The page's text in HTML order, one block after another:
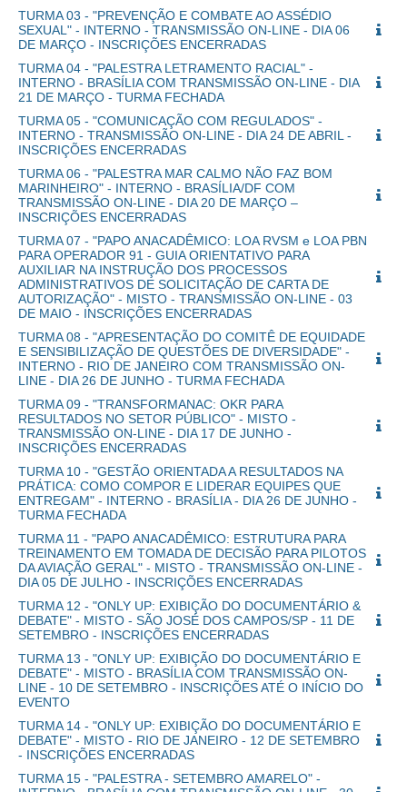
TURMA 03 - "PREVENÇÃO E COMBATE AO ASSÉDIO
SEXUAL" - INTERNO - TRANSMISSÃO ON-LINE - DIA 06
DE MARÇO - INSCRIÇÕES ENCERRADAS
TURMA 04 - "PALESTRA LETRAMENTO RACIAL" -
INTERNO - BRASÍLIA COM TRANSMISSÃO ON-LINE - DIA
21 DE MARÇO - TURMA FECHADA
TURMA 05 - "COMUNICAÇÃO COM REGULADOS" -
INTERNO - TRANSMISSÃO ON-LINE - DIA 24 DE ABRIL -
INSCRIÇÕES ENCERRADAS
TURMA 06 - "PALESTRA MAR CALMO NÃO FAZ BOM
MARINHEIRO" - INTERNO - BRASÍLIA/DF COM
TRANSMISSÃO ON-LINE - DIA 20 DE MARÇO –
INSCRIÇÕES ENCERRADAS
TURMA 07 - "PAPO ANACADÊMICO: LOA RVSM e LOA PBN
PARA OPERADOR 91 - GUIA ORIENTATIVO PARA
AUXILIAR NA INSTRUÇÃO DOS PROCESSOS
ADMINISTRATIVOS DE SOLICITAÇÃO DE CARTA DE
AUTORIZAÇÃO" - MISTO - TRANSMISSÃO ON-LINE - 03
DE MAIO - INSCRIÇÕES ENCERRADAS
TURMA 08 - "APRESENTAÇÃO DO COMITÊ DE EQUIDADE
E SENSIBILIZAÇÃO DE QUESTÕES DE DIVERSIDADE" -
INTERNO - RIO DE JANEIRO COM TRANSMISSÃO ON-
LINE - DIA 26 DE JUNHO - TURMA FECHADA
TURMA 09 - "TRANSFORMANAC: OKR PARA
RESULTADOS NO SETOR PÚBLICO" - MISTO -
TRANSMISSÃO ON-LINE - DIA 17 DE JUNHO -
INSCRIÇÕES ENCERRADAS
TURMA 10 - "GESTÃO ORIENTADA A RESULTADOS NA
PRÁTICA: COMO COMPOR E LIDERAR EQUIPES QUE
ENTREGAM" - INTERNO - BRASÍLIA - DIA 26 DE JUNHO -
TURMA FECHADA
TURMA 11 - "PAPO ANACADÊMICO: ESTRUTURA PARA
TREINAMENTO EM TOMADA DE DECISÃO PARA PILOTOS
DA AVIAÇÃO GERAL" - MISTO - TRANSMISSÃO ON-LINE -
DIA 05 DE JULHO - INSCRIÇÕES ENCERRADAS
TURMA 12 - "ONLY UP: EXIBIÇÃO DO DOCUMENTÁRIO &
DEBATE" - MISTO - SÃO JOSÉ DOS CAMPOS/SP - 11 DE
SETEMBRO - INSCRIÇÕES ENCERRADAS
TURMA 13 - "ONLY UP: EXIBIÇÃO DO DOCUMENTÁRIO E
DEBATE" - MISTO - BRASÍLIA COM TRANSMISSÃO ON-
LINE - 10 DE SETEMBRO - INSCRIÇÕES ATÉ O INÍCIO DO
EVENTO
TURMA 14 - "ONLY UP: EXIBIÇÃO DO DOCUMENTÁRIO E
DEBATE" - MISTO - RIO DE JANEIRO - 12 DE SETEMBRO
- INSCRIÇÕES ENCERRADAS
TURMA 15 - "PALESTRA - SETEMBRO AMARELO" -